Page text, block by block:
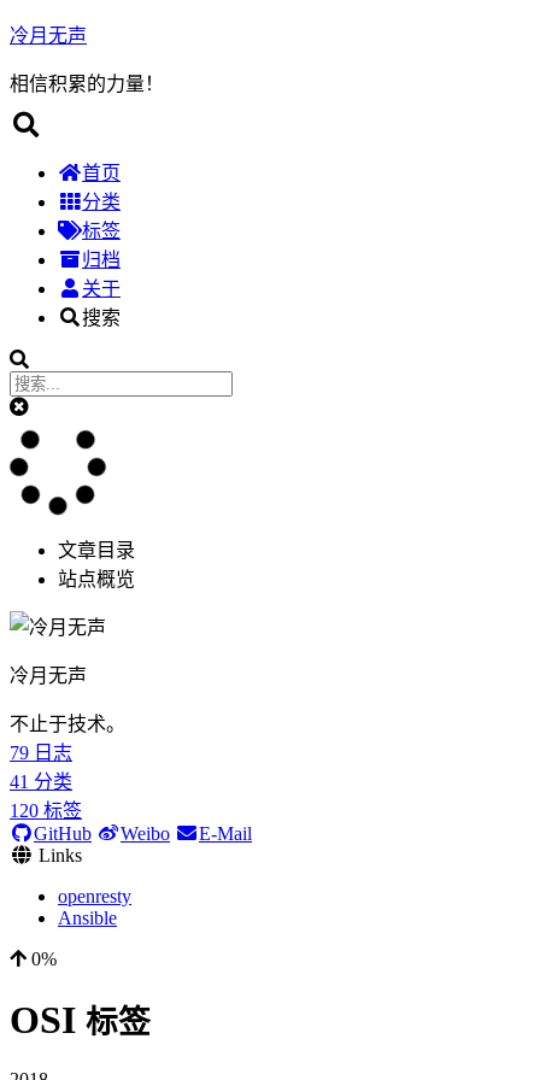
冷月无声
相信积累的力量！
首页
分类
标签
归档
关于
搜索
文章目录
站点概览
冷月无声
不止于技术。
79 日志
41 分类
120 标签
GitHub
Weibo
E-Mail
Links
openresty
Ansible
0%
OSI 标签